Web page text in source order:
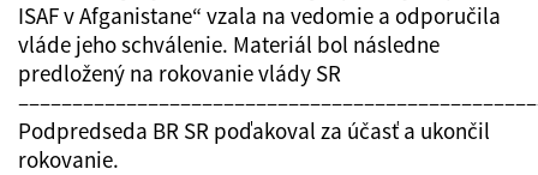
ISAF v Afganistane“ vzala na vedomie a odporučila
vláde jeho schválenie. Materiál bol následne
predložený na rokovanie vlády SR
Podpredseda BR SR poďakoval za účasť a ukončil
rokovanie.